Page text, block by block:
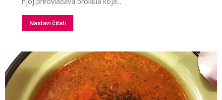
Nastavi čitati